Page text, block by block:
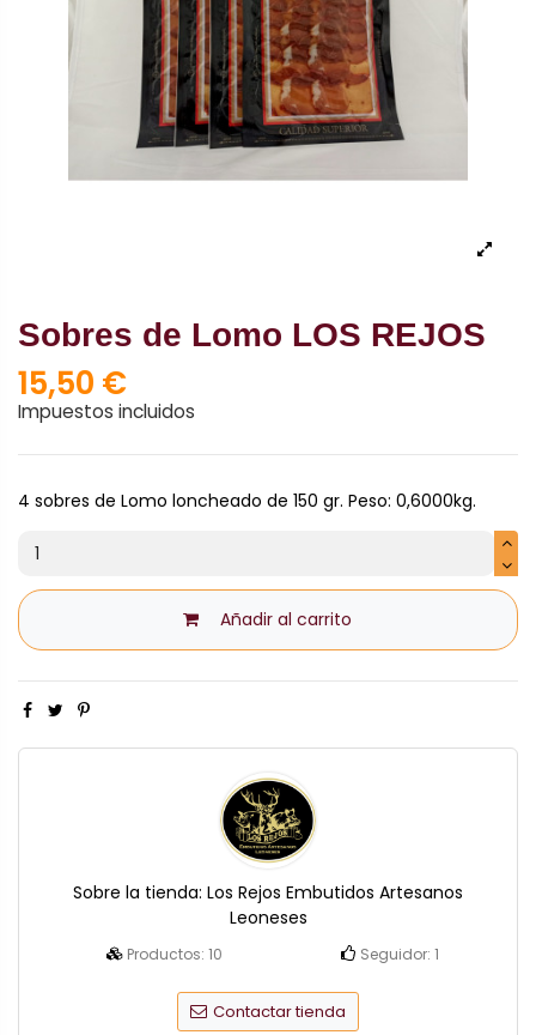
Sobres de Lomo LOS REJOS
15,50 €
Impuestos incluidos
4 sobres de Lomo loncheado de 150 gr. Peso: 0,6000kg.
Añadir al carrito
Sobre la tienda: Los Rejos Embutidos Artesanos
Leoneses
Productos: 10 Seguidor: 1
Contactar tienda